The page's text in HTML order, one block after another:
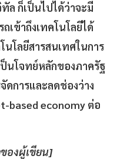
ล ก็เป็นไปได้ว่าจะมี
เข้าถึงเทคโนโลยีได้
โลยีสารสนเทศในการ
ป็นโจทย์หลักของภาครัฐ
ดการและลดช่องว่าง
based economy ต่อ
องผู้เขียน]